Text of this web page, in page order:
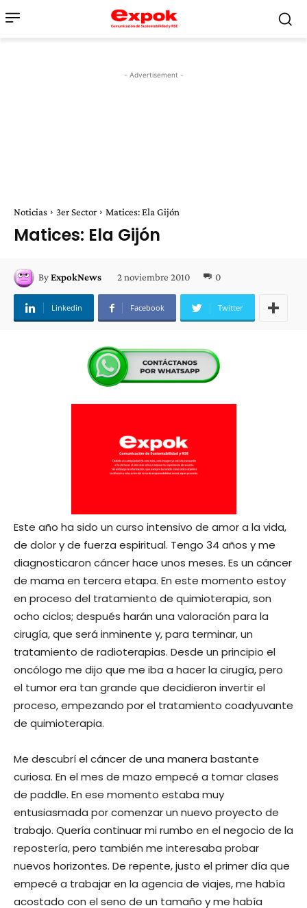
- Advertisement -
Noticias 3er Sector Matices: Ela Gijón
Matices: Ela Gijón
ByExpokNews 2 noviembre 2010 0
Linkedin Facebook Twitter
Este año ha sido un curso intensivo de amor a la vida,
de dolor y de fuerza espiritual. Tengo 34 años y me
diagnosticaron cáncer hace unos meses. Es un cáncer
de mama en tercera etapa. En este momento estoy
en proceso del tratamiento de quimioterapia, son
ocho ciclos; después harán una valoración para la
cirugía, que será inminente y, para terminar, un
tratamiento de radioterapias. Desde un principio el
oncólogo me dijo que me iba a hacer la cirugía, pero
el tumor era tan grande que decidieron invertir el
proceso, empezando por el tratamiento coadyuvante
de quimioterapia.
Me descubrí el cáncer de una manera bastante
curiosa. En el mes de mazo empecé a tomar clases
de paddle. En ese momento estaba muy
entusiasmada por comenzar un nuevo proyecto de
trabajo. Quería continuar mi rumbo en el negocio de la
repostería, pero también me interesaba probar
nuevos horizontes. De repente, justo el primer día que
empecé a trabajar en la agencia de viajes, me había
acostado con el seno de un tamaño y me había